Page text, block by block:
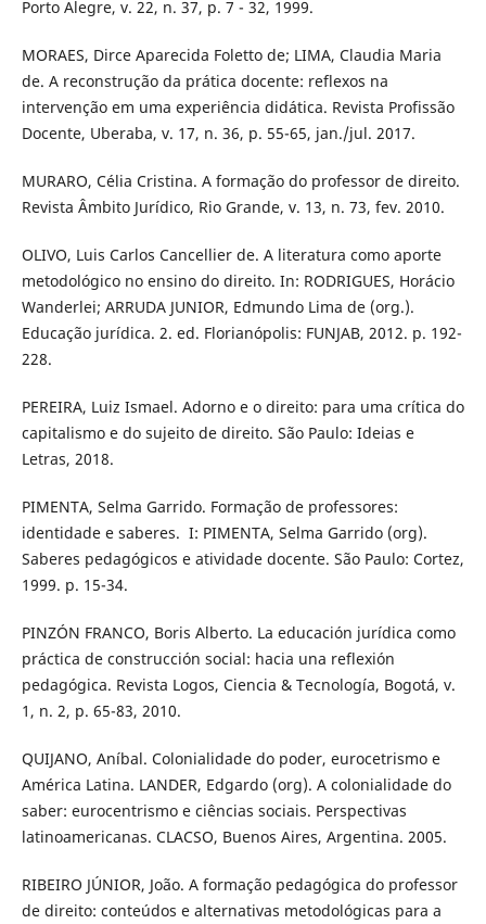
Porto Alegre, v. 22, n. 37, p. 7 - 32, 1999.
MORAES, Dirce Aparecida Foletto de; LIMA, Claudia Maria
de. A reconstrução da prática docente: reflexos na
intervenção em uma experiência didática. Revista Profissão
Docente, Uberaba, v. 17, n. 36, p. 55-65, jan./jul. 2017.
MURARO, Célia Cristina. A formação do professor de direito.
Revista Âmbito Jurídico, Rio Grande, v. 13, n. 73, fev. 2010.
OLIVO, Luis Carlos Cancellier de. A literatura como aporte
metodológico no ensino do direito. In: RODRIGUES, Horácio
Wanderlei; ARRUDA JUNIOR, Edmundo Lima de (org.).
Educação jurídica. 2. ed. Florianópolis: FUNJAB, 2012. p. 192-
228.
PEREIRA, Luiz Ismael. Adorno e o direito: para uma crítica do
capitalismo e do sujeito de direito. São Paulo: Ideias e
Letras, 2018.
PIMENTA, Selma Garrido. Formação de professores:
identidade e saberes. I: PIMENTA, Selma Garrido (org).
Saberes pedagógicos e atividade docente. São Paulo: Cortez,
1999. p. 15-34.
PINZÓN FRANCO, Boris Alberto. La educación jurídica como
práctica de construcción social: hacia una reflexión
pedagógica. Revista Logos, Ciencia & Tecnología, Bogotá, v.
1, n. 2, p. 65-83, 2010.
QUIJANO, Aníbal. Colonialidade do poder, eurocetrismo e
América Latina. LANDER, Edgardo (org). A colonialidade do
saber: eurocentrismo e ciências sociais. Perspectivas
latinoamericanas. CLACSO, Buenos Aires, Argentina. 2005.
RIBEIRO JÚNIOR, João. A formação pedagógica do professor
de direito: conteúdos e alternativas metodológicas para a